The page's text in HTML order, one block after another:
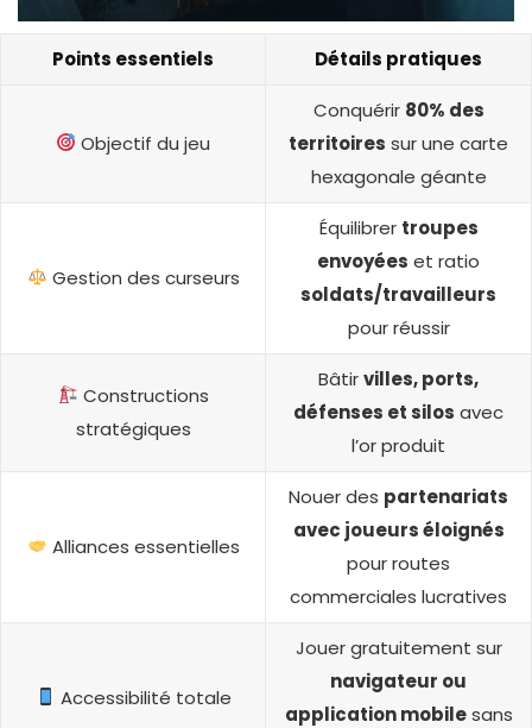
Points essentiels Détails pratiques
Objectif du jeu
Conquérir 80% des
territoires sur une carte
hexagonale géante
Gestion des curseurs
Équilibrer troupes
envoyées et ratio
soldats/travailleurs
pour réussir
Constructions
stratégiques
Bâtirvilles, ports,
défenses et silos avec
l’or produit
Alliances essentielles
Nouer des partenariats
avec joueurs éloignés
pour routes
commerciales lucratives
Accessibilité totale
Jouer gratuitement sur
navigateur ou
application mobilesans